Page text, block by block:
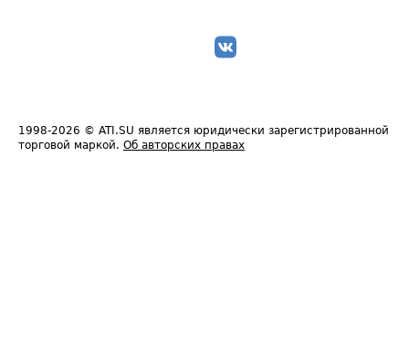
1998-2026 © ATI.SU является юридически зарегистрированной
торговой маркой. Об авторских правах